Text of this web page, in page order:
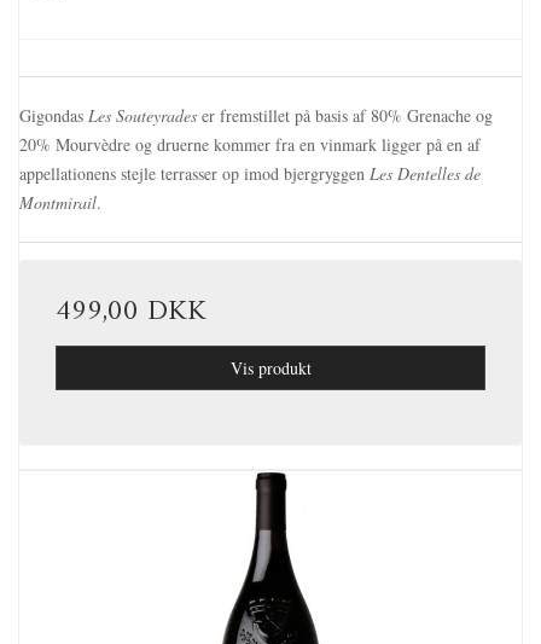
Gigondas Les Souteyrades er fremstillet på basis af 80% Grenache og
20% Mourvèdre og druerne kommer fra en vinmark ligger på en af
appellationens stejle terrasser op imod bjergryggen Les Dentelles de
Montmirail.
499,00 DKK
Vis produkt